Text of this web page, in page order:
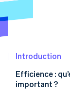
Radar
Constitution
Élimination du
Introduction
Efficience :
important ?